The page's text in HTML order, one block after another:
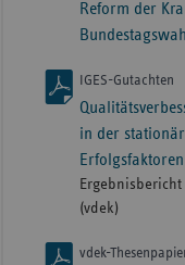
Reform der
Bundestagswahl
IGES-Gutachten
in der
(vdek)
vdek-